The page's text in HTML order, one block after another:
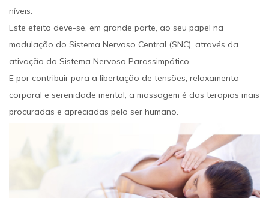
níveis.
Este efeito deve-se, em grande parte, ao seu papel na
modulação do Sistema Nervoso Central (SNC), através da
ativação do Sistema Nervoso Parassimpático.
E por contribuir para a libertação de tensões, relaxamento
corporal e serenidade mental, a massagem é das terapias mais
procuradas e apreciadas pelo ser humano.